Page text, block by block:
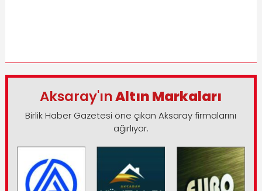
Aksaray'ınAltın Markaları
Birlik Haber Gazetesi öne çıkan Aksaray firmalarını
ağırlıyor.